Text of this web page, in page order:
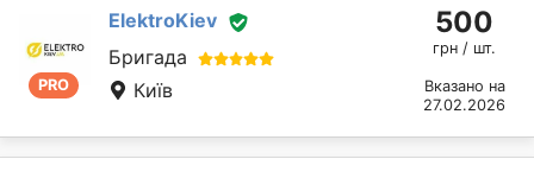
PRO
ElektroKiev
Бригада
Київ
500
грн / шт.
Вказано на
27.02.2026